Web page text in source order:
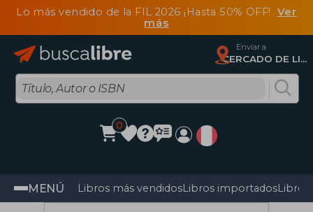
Lo más vendido de la FIL 2026 ¡Hasta 50% OFF! Ver
más
Enviar a
CERCADO DE LIMA, Lima
0
MENÚ Libros más vendidosLibros importadosLibros